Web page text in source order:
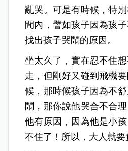
亂哭。可是有時候，特
間內，譬如孩子因為孩
找出孩子哭鬧的原因。
坐太久了，實在忍不住
走，但剛好又碰到飛機
候，那時候孩子因為不
鬧，那你說他哭合不合
他有原因，因為他是小
不住了！所以，大人就要